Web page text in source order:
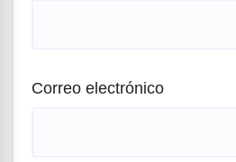
Correo electrónico